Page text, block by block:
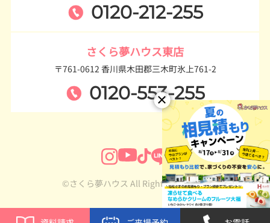
0120-212-255
さくら夢ハウス東店
〒761-0612 香川県木田郡三木町氷上761-2
0120-553-255
©さくら夢ハウス All Rights Reserved.